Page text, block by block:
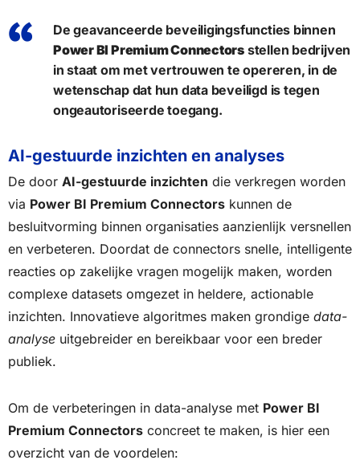
De geavanceerde beveiligingsfuncties binnen
Power BI Premium Connectors stellen bedrijven
in staat om met vertrouwen te opereren, in de
wetenschap dat hun data beveiligd is tegen
ongeautoriseerde toegang.
AI-gestuurde inzichten en analyses
De door AI-gestuurde inzichten die verkregen worden
via Power BI Premium Connectors kunnen de
besluitvorming binnen organisaties aanzienlijk versnellen
en verbeteren. Doordat de connectors snelle, intelligente
reacties op zakelijke vragen mogelijk maken, worden
complexe datasets omgezet in heldere, actionable
inzichten. Innovatieve algoritmes maken grondige data-
analyse uitgebreider en bereikbaar voor een breder
publiek.
Om de verbeteringen in data-analyse met Power BI
Premium Connectors concreet te maken, is hier een
overzicht van de voordelen: